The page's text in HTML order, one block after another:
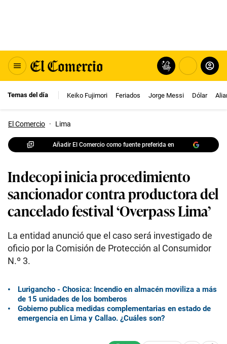
Temas del día Keiko Fujimori Feriados Jorge Messi Dólar
El Comercio · Lima
Añadir El Comercio como fuente preferida en
Indecopi inicia procedimiento
sancionador contra productora del
cancelado festival ‘Overpass Lima’
La entidad anunció que el caso será investigado de
oficio por la Comisión de Protección al Consumidor
N.º 3.
Lurigancho - Chosica: Incendio en almacén moviliza a más
de 15 unidades de los bomberos
Gobierno publica medidas complementarias en estado de
emergencia en Lima y Callao. ¿Cuáles son?